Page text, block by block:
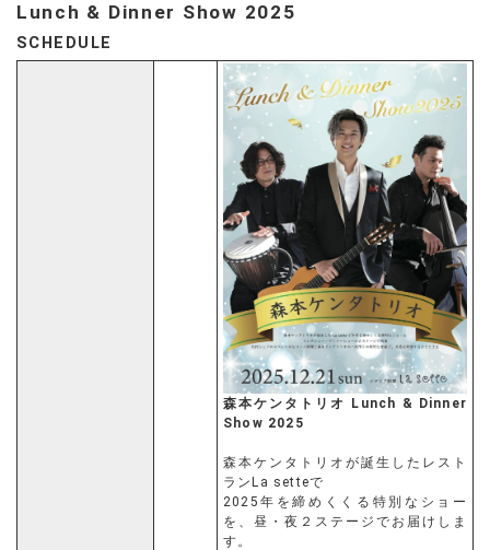
Lunch & Dinner Show 2025
SCHEDULE
森本ケンタトリオ Lunch & Dinner
Show 2025
森本ケンタトリオが誕生したレスト
ランLa setteで
2025年を締めくくる特別なショー
を、昼・夜２ステージでお届けしま
す。